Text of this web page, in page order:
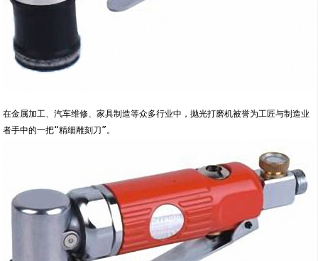
在金属加工、汽车维修、家具制造等众多行业中，抛光打磨机被誉为工匠与制造业
者手中的一把“精细雕刻刀”。